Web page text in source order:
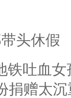
头休假
铁吐血
捐赠太